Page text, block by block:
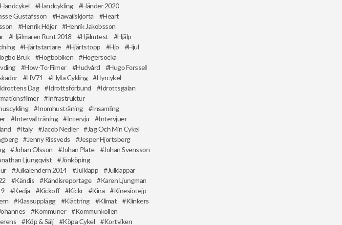
Handcykel Handcykling
Händer 2020
Gustafsson Hawaiiskjorta
Heart
Henrik Höjer
Henrik Jakobsson
Hjälmaren Runt 2018 Hjälmtest
Hjälp
Hjärtstartare Hjärtstopp Hjo
Hjul
Bruk Högbobiken
Högersocka
How-To-Filmer Hudvård
Hugo Forssell
HV71 Hylla Cykling
Hyrcykel
Dag Idrottsförbund
Idrottsgalan
Infrastruktur
Inomhusträning
Insamling
Intervallträning Intervju
Intervjuer
Italy Jacob Nedler
Jag Och Min Cykel
Jenny Rissveds
Jesper Hjortsberg
Johan Olsson Johan Plate
Johan Svensson
Ljungqvist
Jönköping
Julkalendern 2014 Julklapp
Julklappar
Kändis Kändisreportage
Karen Ljungman
Kedja Kickoff Kickr Kina
Kinesiotejp
Klassupplägg Klättring Klimat
Klinkers
Kommuner
Kommunkollen
Köp & Sälj Köpa Cykel
Kortviken